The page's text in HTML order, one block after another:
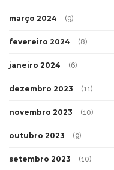
março 2024 (9)
fevereiro 2024 (8)
janeiro 2024 (6)
dezembro 2023 (11)
novembro 2023 (10)
outubro 2023 (9)
setembro 2023 (10)